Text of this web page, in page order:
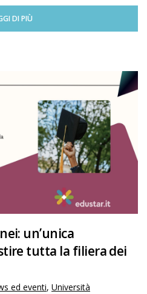
DI PIÙ
un’unica
tutta la filiera dei
ed eventi, Università